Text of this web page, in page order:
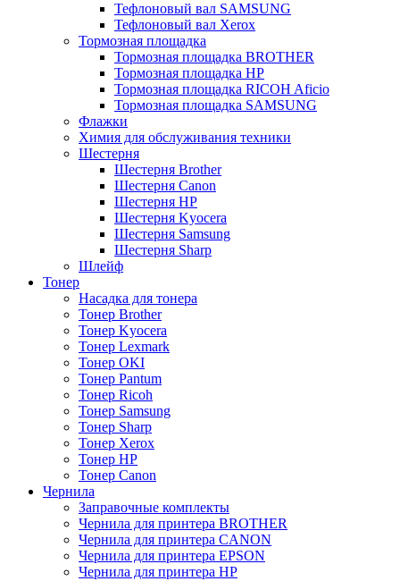
Тефлоновый вал SAMSUNG
Тефлоновый вал Xerox
Тормозная площадка
Тормозная площадка BROTHER
Тормозная площадка HP
Тормозная площадка RICOH Aficio
Тормозная площадка SAMSUNG
Флажки
Химия для обслуживания техники
Шестерня
Шестерня Brother
Шестерня Canon
Шестерня HP
Шестерня Kyocera
Шестерня Samsung
Шестерня Sharp
Шлейф
Тонер
Насадка для тонера
Тонер Brother
Тонер Kyocera
Тонер Lexmark
Тонер OKI
Тонер Pantum
Тонер Ricoh
Тонер Samsung
Тонер Sharp
Тонер Xerox
Тонер НР
Тонер Саnon
Чернила
Заправочные комплекты
Чернила для принтера BROTHER
Чернила для принтера CANON
Чернила для принтера EPSON
Чернила для принтера HP